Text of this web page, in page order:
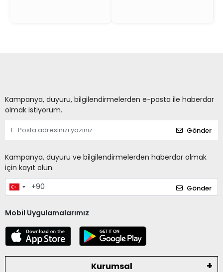
Kampanya, duyuru, bilgilendirmelerden e-posta ile haberdar
olmak istiyorum.
Gönder
Kampanya, duyuru ve bilgilendirmelerden haberdar olmak
için kayıt olun.
Gönder
Mobil Uygulamalarımız
Kurumsal